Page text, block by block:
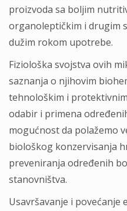
proizvoda sa boljim
organoleptičkim i drugim
dužim rokom upotrebe.
Fiziološka svojstva ovih
saznanja o njihovim
tehnološkim i
odabir i primena
mogućnost da polažemo
biološkog konzervisanja
preveniranja određenih
stanovništva.
Usavršavanje i povećanje